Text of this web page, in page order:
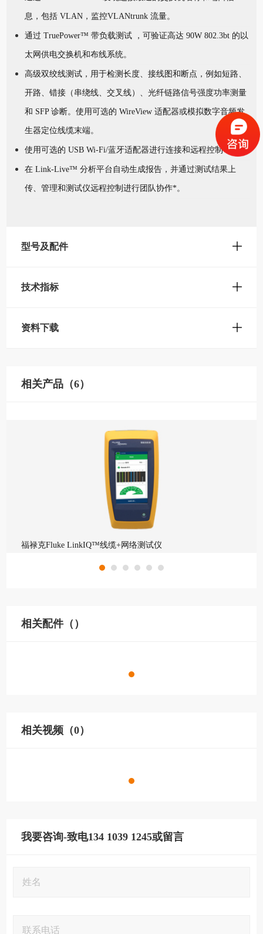
息，包括 VLAN，监控VLANtrunk 流量。
通过 TruePower™ 带负载测试 ，可验证高达 90W 802.3bt 的以
太网供电交换机和布线系统。
高级双绞线测试，用于检测长度、接线图和断点，例如短路、
开路、错接（串绕线、交叉 线）、光纤链路信号强度功率测量
和 SFP 诊断。使用可选的 WireView 适配器或模拟数字音频发
生器定位线缆末端。
使用可选的 USB Wi-Fi/蓝牙适配器进行连接和远程控制*。
在 Link-Live™ 分析平台自动生成报告，并通过测试结果上
传、管理和测试仪远程控制进行团队协作*。
型号及配件
技术指标
资料下载
相关产品（6）
福禄克Fluke LinkIQ™线缆+网络测试仪
相关配件（）
相关视频（0）
我要咨询-致电134 1039 1245或留言